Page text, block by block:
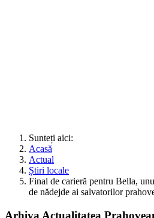
Sunteți aici:
Acasă
Actual
Știri locale
Final de carieră pentru Bella,
de nădejde ai salvatorilor
Arhiva Actualitatea